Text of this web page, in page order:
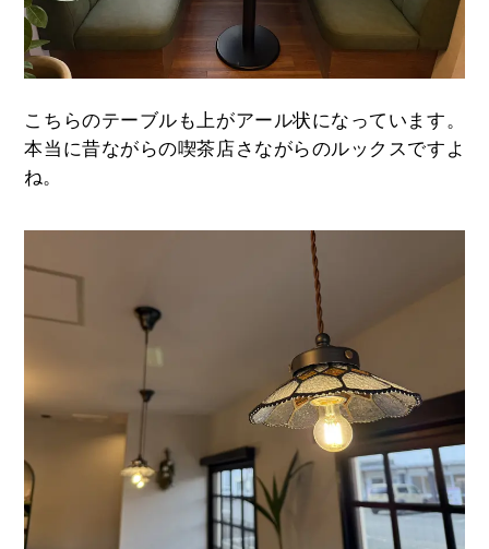
こちらのテーブルも上がアール状になっています。
本当に昔ながらの喫茶店さながらのルックスですよ
ね。